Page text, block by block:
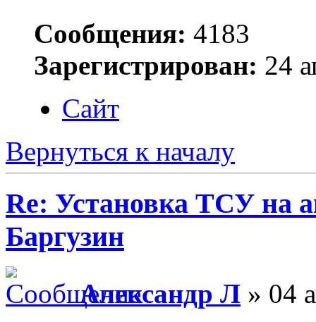
Сообщения: 4183
Зарегистрирован: 24
Сайт
Вернуться к началу
Re: Установка ТСУ на
Баргузин
Александр Л » 04